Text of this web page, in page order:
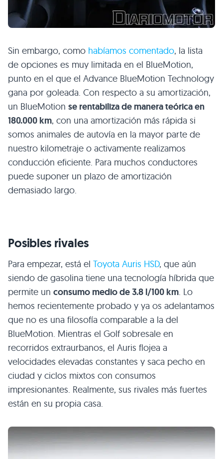
Sin embargo, como habíamos comentado, la lista
de opciones es muy limitada en el BlueMotion,
punto en el que el Advance BlueMotion Technology
gana por goleada. Con respecto a su amortización,
un BlueMotion se rentabiliza de manera teórica en
180.000 km, con una amortización más rápida si
somos animales de autovía en la mayor parte de
nuestro kilometraje o activamente realizamos
conducción eficiente. Para muchos conductores
puede suponer un plazo de amortización
demasiado largo.
Posibles rivales
Para empezar, está el Toyota Auris HSD, que aún
siendo de gasolina tiene una tecnología híbrida que
permite un consumo medio de 3.8 l/100 km. Lo
hemos recientemente probado y ya os adelantamos
que no es una filosofía comparable a la del
BlueMotion. Mientras el Golf sobresale en
recorridos extraurbanos, el Auris flojea a
velocidades elevadas constantes y saca pecho en
ciudad y ciclos mixtos con consumos
impresionantes. Realmente, sus rivales más fuertes
están en su propia casa.